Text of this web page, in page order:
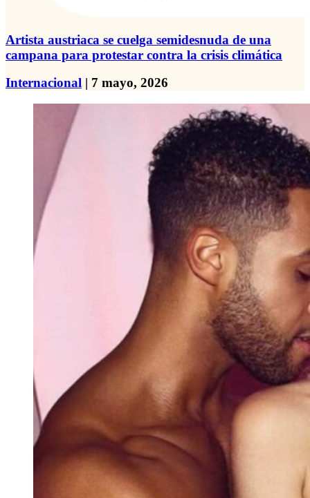
Artista austriaca se cuelga semidesnuda de una
campana para protestar contra la crisis climática
Internacional | 7 mayo, 2026